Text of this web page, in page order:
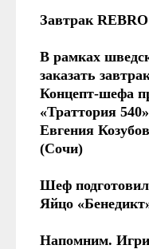
Завтрак REBRO
В рамках
заказать
Концепт-шефа
«Траттория
Евгения
(Сочи)
Шеф
Яйцо
Напомним.